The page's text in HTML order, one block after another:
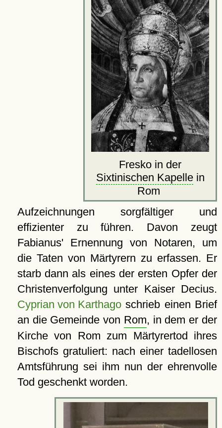
Fresko in der
Sixtinischen Kapellein
Rom
Aufzeichnungen sorgfältiger und
effizienter zu führen. Davon zeugt
Fabianus' Ernennung von Notaren, um
die Taten von Märtyrern zu erfassen. Er
starb dann als eines der ersten Opfer der
Christenverfolgung unter Kaiser Decius.
Cyprian von Karthagoschrieb einen Brief
an die Gemeinde von Rom, in dem er der
Kirche von Rom zum Märtyrertod ihres
Bischofs gratuliert: nach einer tadellosen
Amtsführung sei ihm nun der ehrenvolle
Tod geschenkt worden.